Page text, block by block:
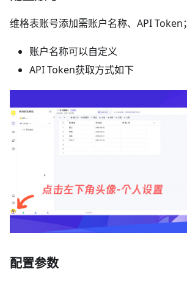
维格表账号添加需账户名称、API Token；
账户名称可以自定义
API Token获取方式如下
配置参数